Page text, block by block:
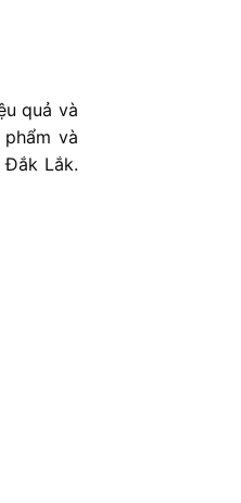
quả và
và
Lắk.